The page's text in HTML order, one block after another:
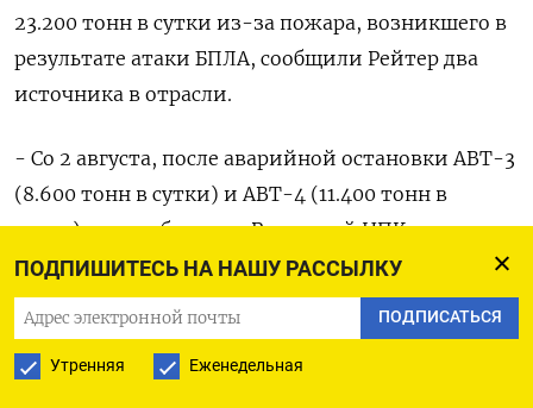
ПОДПИШИТЕСЬ НА НАШУ РАССЫЛКУ
ПОДПИСАТЬСЯ
Утренняя Еженедельная
23.200 тонн в сутки из-за пожара, возникшего в
результате атаки БПЛА, сообщили Рейтер два
источника в отрасли.
- Со 2 августа, после аварийной остановки АВТ-3
(8.600 тонн в сутки) и АВТ-4 (11.400 тонн в
сутки), переработка на Рязанской НПК
осуществлялась только на АТ-6.
- Рязанская НПК приостановила переработку
нефтяного сырья из-за пожара, возникшего 24